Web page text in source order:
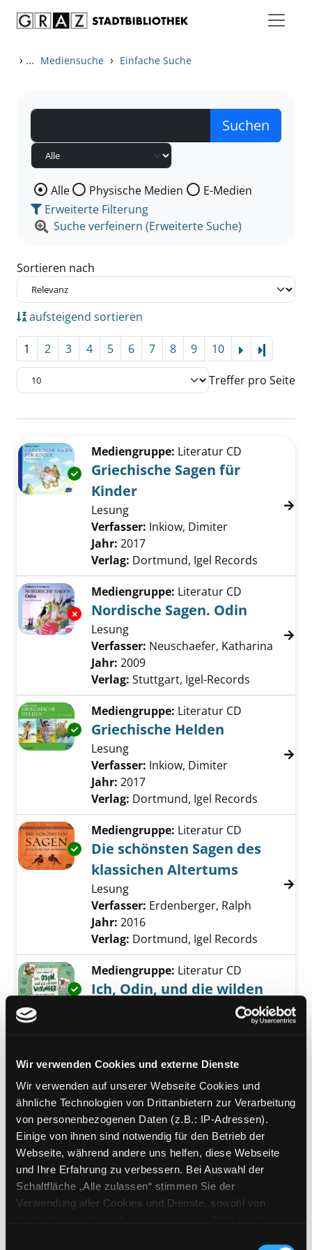
Wir verwenden Cookies und externe Dienste
Wir verwenden auf unserer Webseite Cookies und
ähnliche Technologien von Drittanbietern zur Verarbeitung
von personenbezogenen Daten (z.B.: IP-Adressen).
Einige von ihnen sind notwendig für den Betrieb der
Webseite, während andere uns helfen, diese Webseite
und Ihre Erfahrung zu verbessern. Bei Auswahl der
Schaltfläche „Alle zulassen“ stimmen Sie der
Verwendung aller Cookies und Dienste, sowohl von
› ... Mediensuche › Einfache Suche
Wählen Sie die Medienart nach der Sie suchen wollen.
Alle Physische Medien
E-Medien
Erweiterte Filterung
Suche verfeinern (Erweiterte Suche)
Sortieren nach
aufsteigend sortieren
1 2 3 4 5 6 7 8 9 10
Treffer pro Seite
Zu den Suchfiltern springen
Exemplar-Details von Griechische Sagen für
Mediengruppe: Literatur CD
Griechische Sagen für
Kinder
Lesung
Verfasser: Inkiow, Dimiter
Jahr: 2017
Verlag: Dortmund, Igel Records
Exemplar-Details von Nordische Sagen. Odin
Mediengruppe: Literatur CD
Nordische Sagen. Odin
Lesung
Verfasser: Neuschaefer, Katharina
Jahr: 2009
Verlag: Stuttgart, Igel-Records
Exemplar-Details von Griechische Helden
Mediengruppe: Literatur CD
Griechische Helden
Lesung
Verfasser: Inkiow, Dimiter
Jahr: 2017
Verlag: Dortmund, Igel Records
Exemplar-Details von Die schönsten Sagen
Mediengruppe: Literatur CD
Die schönsten Sagen des
klassichen Altertums
Lesung
Verfasser: Erdenberger, Ralph
Jahr: 2016
Verlag: Dortmund, Igel Records
Exemplar-Details von Ich, Odin, und die
Mediengruppe: Literatur CD
Ich, Odin, und die wilden
Jahr:2019
Verlag:
Dortmund, Igel Records
Exemplar-Details von Die schönsten Sagen
Mediengruppe:Kinderbuch
Die schönsten Sagen aus
aller Welt
Suche nach diesem Verfasser
Jahr:2016
Verlag:Hamburg, Ellermann